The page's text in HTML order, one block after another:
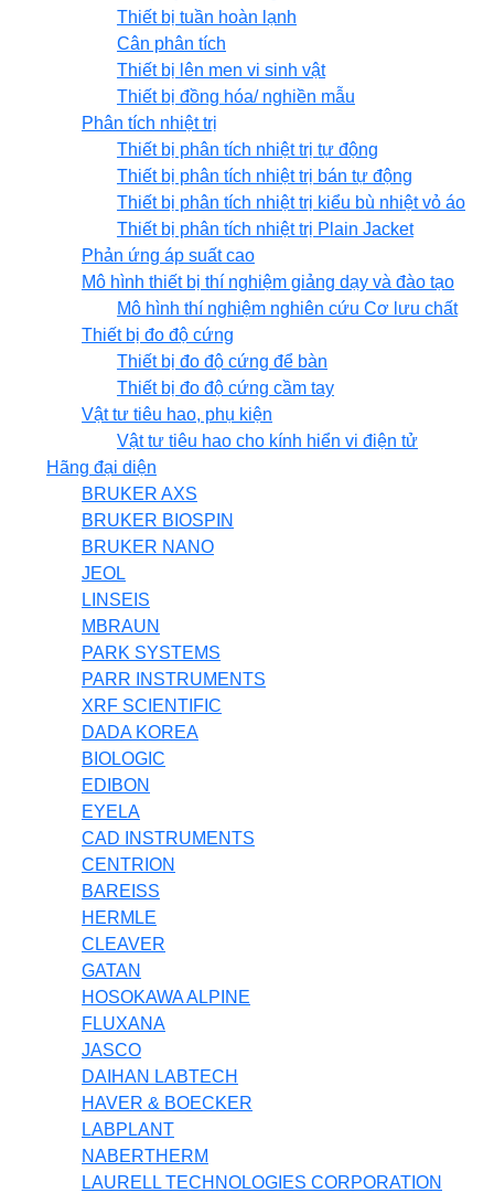
Thiết bị tuần hoàn lạnh
Cân phân tích
Thiết bị lên men vi sinh vật
Thiết bị đồng hóa/ nghiền mẫu
Phân tích nhiệt trị
Thiết bị phân tích nhiệt trị tự động
Thiết bị phân tích nhiệt trị bán tự động
Thiết bị phân tích nhiệt trị kiểu bù nhiệt vỏ áo
Thiết bị phân tích nhiệt trị Plain Jacket
Phản ứng áp suất cao
Mô hình thiết bị thí nghiệm giảng dạy và đào tạo
Mô hình thí nghiệm nghiên cứu Cơ lưu chất
Thiết bị đo độ cứng
Thiết bị đo độ cứng để bàn
Thiết bị đo độ cứng cầm tay
Vật tư tiêu hao, phụ kiện
Vật tư tiêu hao cho kính hiển vi điện tử
Hãng đại diện
BRUKER AXS
BRUKER BIOSPIN
BRUKER NANO
JEOL
LINSEIS
MBRAUN
PARK SYSTEMS
PARR INSTRUMENTS
XRF SCIENTIFIC
DADA KOREA
BIOLOGIC
EDIBON
EYELA
CAD INSTRUMENTS
CENTRION
BAREISS
HERMLE
CLEAVER
GATAN
HOSOKAWA ALPINE
FLUXANA
JASCO
DAIHAN LABTECH
HAVER & BOECKER
LABPLANT
NABERTHERM
LAURELL TECHNOLOGIES CORPORATION